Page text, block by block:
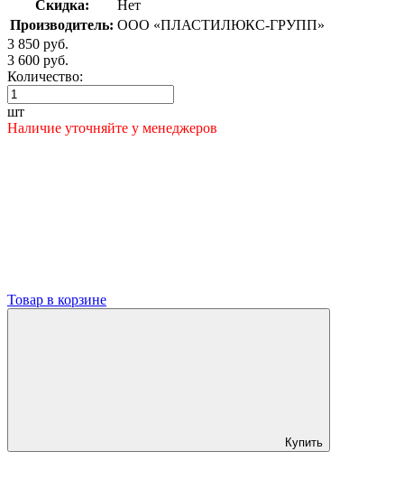
Скидка:
Нет
Производитель: ООО «ПЛАСТИЛЮКС-ГРУПП»
3 850 руб.
3 600 руб.
Количество:
шт
Наличие уточняйте у менеджеров
Товар в корзине
Купить